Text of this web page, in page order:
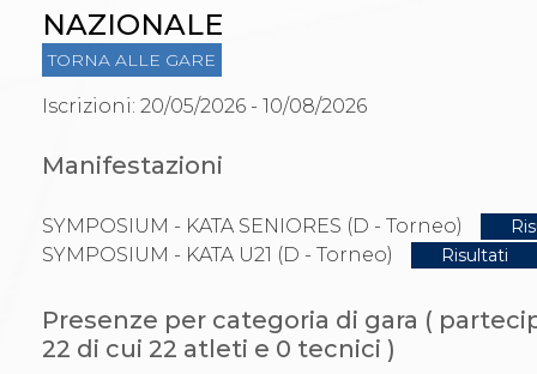
Albi Federali
La disciplina
News
Attività Didattica
Karate
La disciplina
News
Attività Didattica
Albi Federali
Arti marziali
NAZIONALE
TORNA ALLE GARE
Iscrizioni: 20/05/2026 - 10/08/2026
Manifestazioni
SYMPOSIUM - KATA SENIORES (D - Torneo)
SYMPOSIUM - KATA U21 (D - Torneo) Risultati
Presenze per categoria di gara (
22 di cui 22 atleti e 0 tecnici )